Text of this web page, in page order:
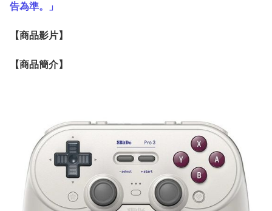
告為準。」
【商品影片】
【商品簡介】